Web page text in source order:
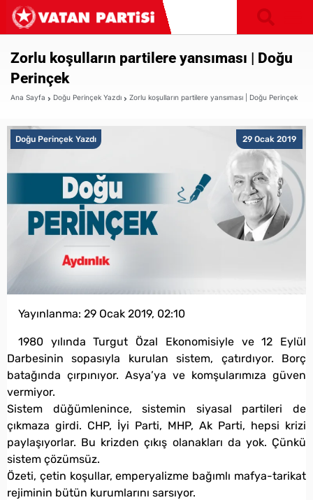
Zorlu koşulların partilere yansıması | Doğu
Perinçek
Ana Sayfa Doğu Perinçek Yazdı Zorlu koşulların partilere yansıması | Doğu Perinçek
29 Ocak 2019
Doğu Perinçek Yazdı
Yayınlanma: 29 Ocak 2019, 02:10
1980 yılında Turgut Özal Ekonomisiyle ve 12 Eylül
Darbesinin sopasıyla kurulan sistem, çatırdıyor. Borç
batağında çırpınıyor. Asya’ya ve komşularımıza güven
vermiyor.
Sistem düğümlenince, sistemin siyasal partileri de
çıkmaza girdi. CHP, İyi Parti, MHP, Ak Parti, hepsi krizi
paylaşıyorlar. Bu krizden çıkış olanakları da yok. Çünkü
sistem çözümsüz.
Özeti, çetin koşullar, emperyalizme bağımlı mafya-tarikat
rejiminin bütün kurumlarını sarsıyor.